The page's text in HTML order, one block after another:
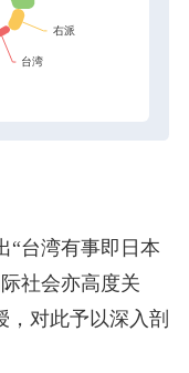
“台湾有事即日本
社会亦高度关
，对此予以深入剖